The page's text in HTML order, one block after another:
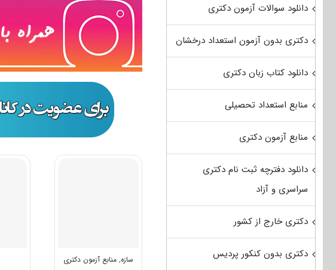
سازه, منابع آزمون دکتری
دانلود سوالات آزمون دکتری
دکتری بدون آزمون استعداد درخشان
دانلود کتاب زبان دکتری
منابع استعداد تحصیلی
منابع آزمون دکتری
دانلود دفترچه ثبت نام دکتری
سراسری و آزاد
دکتری خارج از کشور
دکتری بدون کنکور پردیس